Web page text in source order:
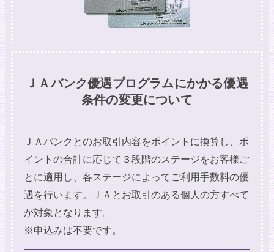
ＪＡバンク優遇プログラムにかかる優遇
条件の変更について
ＪＡバンクとのお取引内容をポイントに換算し、ポ
イントの合計に応じて３段階のステージをお客様ご
とに適用し、各ステージによってご利用手数料の優
遇を行います。ＪＡとお取引のある個人の方すべて
が対象となります。
※申込みは不要です。